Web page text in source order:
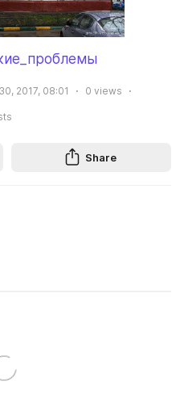
2017, 08:01 0 views
Share